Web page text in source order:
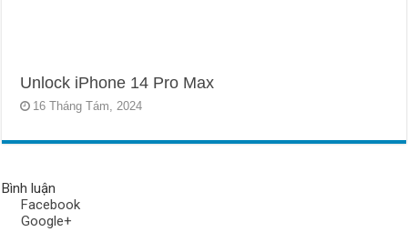
Unlock iPhone 14 Pro Max
16 Tháng Tám, 2024
Bình luận
Facebook
Google+